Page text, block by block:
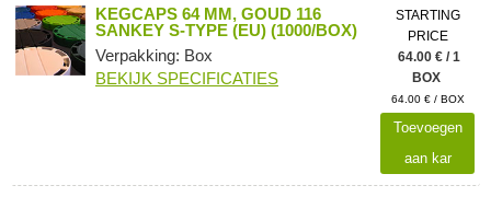
KEGCAPS 64 MM, GOUD 116
SANKEY S-TYPE (EU) (1000/BOX)
Verpakking: Box
BEKIJK SPECIFICATIES
STARTING
PRICE
64.00 € / 1
BOX
64.00 € / BOX
Toevoegen
aan kar